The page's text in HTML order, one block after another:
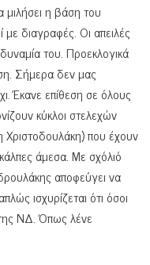
η βάση του
διαγραφές. Οι απειλές
του. Προεκλογικά
Σήμερα δεν μας
Έκανε επίθεση σε όλους
κύκλοι στελεχών
που έχουν
άμεσα. Με σχόλιό
αποφεύγει να
ισχυρίζεται ότι όσοι
ΝΔ. Όπως λένε